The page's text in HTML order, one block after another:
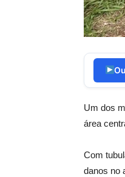
Um dos
área
Com
danos no